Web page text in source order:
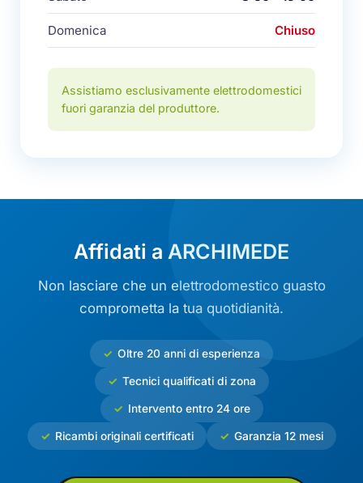
Domenica Chiuso
Assistiamo esclusivamente elettrodomestici
fuori garanzia del produttore.
Affidati a ARCHIMEDE
Non lasciare che un elettrodomestico guasto
comprometta la tua quotidianità.
Oltre 20 anni di esperienza
Tecnici qualificati di zona
Intervento entro 24 ore
Ricambi originali certificati Garanzia 12 mesi